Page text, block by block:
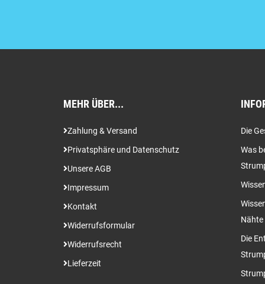
MEHR ÜBER...
Zahlung & Versand
Privatsphäre und Datenschutz
Unsere AGB
Impressum
Kontakt
Widerrufsformular
Widerrufsrecht
Lieferzeit
Die
Was
Nähte
Die